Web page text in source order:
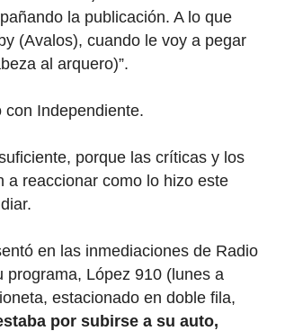
la publicación. A lo que
(Avalos), cuando le voy a pegar
al arquero)”.
porque las críticas y los
a reaccionar como lo hizo este
en las inmediaciones de Radio
programa, López 910 (lunes a
estacionado en doble fila,
por subirse a su auto,